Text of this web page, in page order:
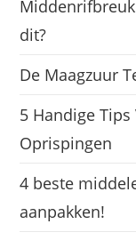
dit?
De Maagzuur
5 Handige
Oprispingen
4 beste
aanpakken!